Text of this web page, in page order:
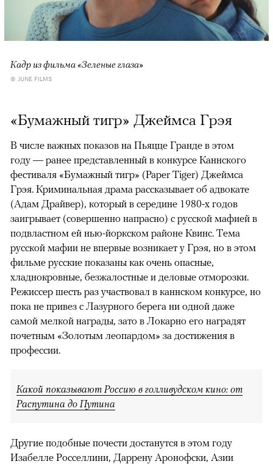
Кадр из фильма «Зеленые глаза»
© JUNE FILMS
«Бумажный тигр» Джеймса Грэя
В числе важных показов на Пьяцце Гранде в этом
году — ранее представленный в конкурсе Каннского
фестиваля «Бумажный тигр» (Paper Tiger) Джеймса
Грэя. Криминальная драма рассказывает об адвокате
(Адам Драйвер), который в середине 1980-х годов
заигрывает (совершенно напрасно) с русской мафией в
подвластном ей нью-йоркском районе Квинс. Тема
русской мафии не впервые возникает у Грэя, но в этом
фильме русские показаны как очень опасные,
хладнокровные, безжалостные и деловые отморозки.
Режиссер шесть раз участвовал в каннском конкурсе, но
пока не привез с Лазурного берега ни одной даже
самой мелкой награды, зато в Локарно его наградят
почетным «Золотым леопардом» за достижения в
профессии.
Какой показывают Россию в голливудском кино: от
Распутина до Путина
Другие подобные почести достанутся в этом году
Изабелле Росселлини, Даррену Аронофски, Азии